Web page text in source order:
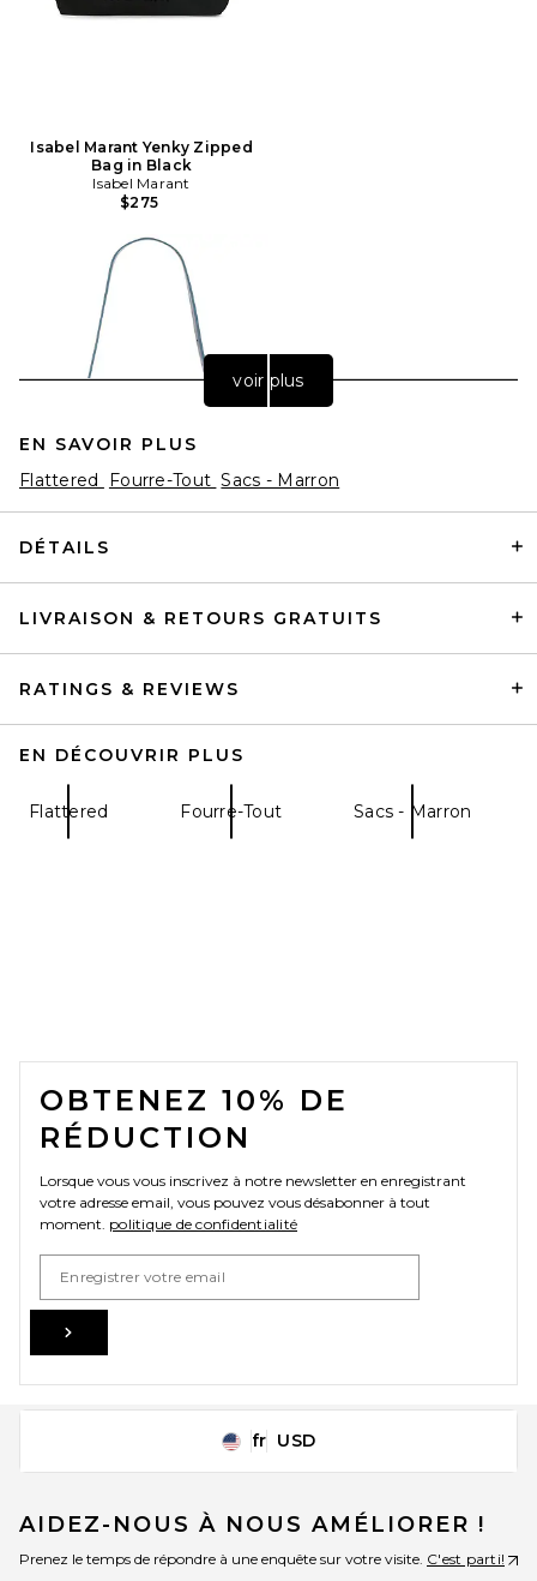
Isabel Marant Yenky Zipped
Bag in Black
Isabel Marant
$275
Cuyana Mini Celestia Bag in
Cuyana
Madewell Large Handwoven
Zip Shoulder Bag in Burnt
Sienna
Madewell
voir plus
EN SAVOIR PLUS
Flattered
Fourre-Tout Sacs - Marron
DÉTAILS
LIVRAISON & RETOURS GRATUITS
RATINGS & REVIEWS
EN DÉCOUVRIR PLUS
Flattered Fourre-Tout Sacs - Marron
FOOTER
OBTENEZ 10% DE
RÉDUCTION
Lorsque vous vous inscrivez à notre newsletter en enregistrant
votre adresse email, vous pouvez vous désabonner à tout
moment. politique de confidentialité
Change Country Regions
fr USD
AIDEZ-NOUS À NOUS AMÉLIORER !
Prenez le temps de répondre à une enquête sur votre visite. C'est parti!